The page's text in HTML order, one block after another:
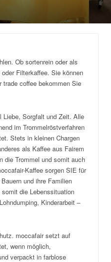
Ob sortenrein oder als
Filterkaffee. Sie können
coffee bekommen Sie
Sorgfalt und Zeit. Alle
im Trommelröstverfahren
Stets in kleinen Chargen
als Kaffee aus Fairem
die Trommel und somit auch
Kaffee sorgen SIE für
und ihre Familien
die Lebenssituation
Kinderarbeit –
moccafair setzt auf
wenn möglich,
verpackt in farblose